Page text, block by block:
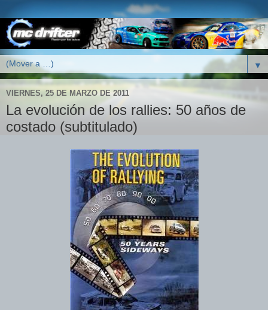
▼
VIERNES, 25 DE MARZO DE 2011
La evolución de los rallies: 50 años de
costado (subtitulado)